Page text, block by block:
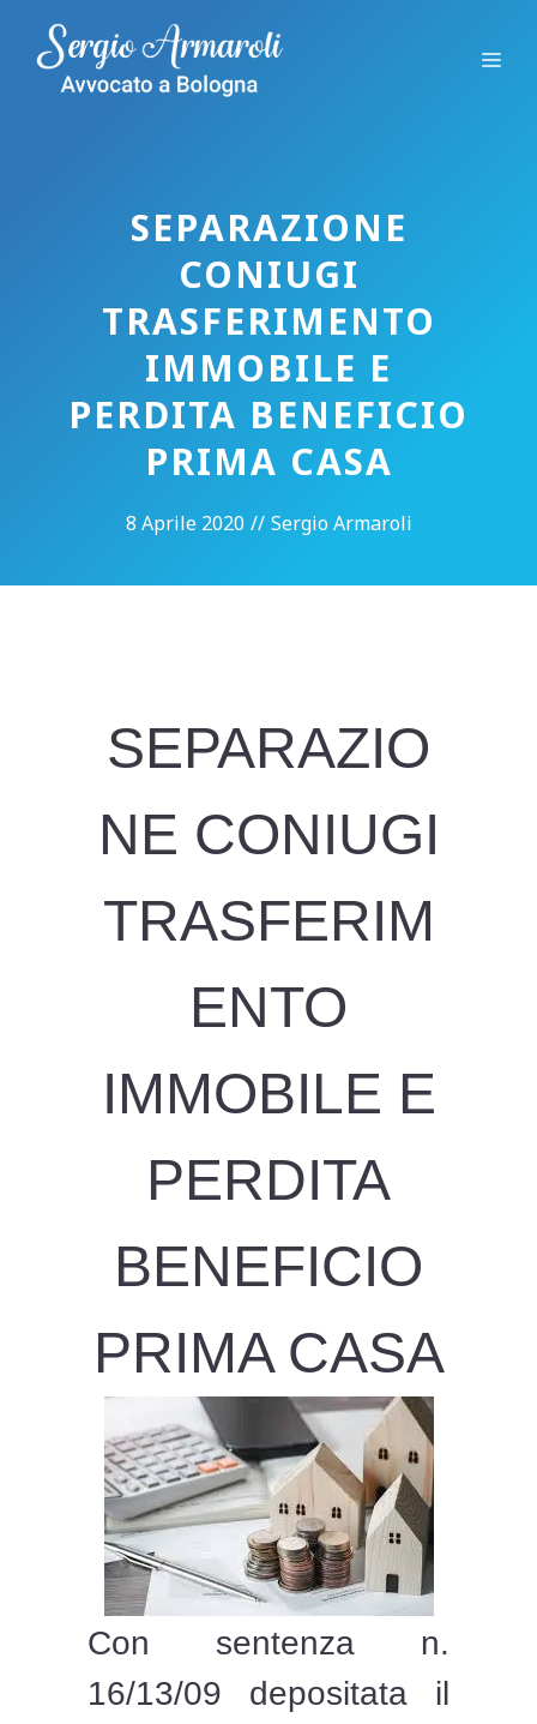
contenuto
SEPARAZIONE
CONIUGI
TRASFERIMENTO
IMMOBILE E
PERDITA BENEFICIO
PRIMA CASA
8 Aprile 2020 // Sergio Armaroli
SEPARAZIO
NE CONIUGI
TRASFERIM
ENTO
IMMOBILE E
PERDITA
BENEFICIO
PRIMA CASA
Con sentenza n.
16/13/09 depositata il